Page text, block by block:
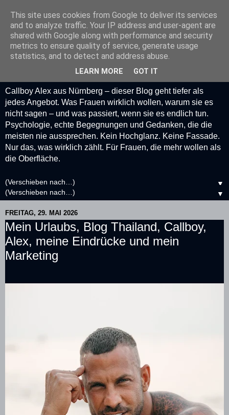
Callboy Alex –
Psychologie, Geschichten
& echte Begegnungen
Callboy Alex aus Nürnberg – dieser Blog geht tiefer als
jedes Angebot. Was Frauen wirklich wollen, warum sie es
nicht sagen – und was passiert, wenn sie es endlich tun.
Psychologie, echte Begegnungen und Gedanken, die die
meisten nie aussprechen. Kein Hochglanz. Keine Fassade.
Nur das, was wirklich zählt. Für Frauen, die mehr wollen als
die Oberfläche.
▼
▼
FREITAG, 29. MAI 2026
Mein Urlaubs, Blog Thailand, Callboy,
Alex, meine Eindrücke und mein
Marketing
This site uses cookies from Google to deliver its services
and to analyze traffic. Your IP address and user-agent are
shared with Google along with performance and security
metrics to ensure quality of service, generate usage
statistics, and to detect and address abuse.
LEARN MORE GOT IT